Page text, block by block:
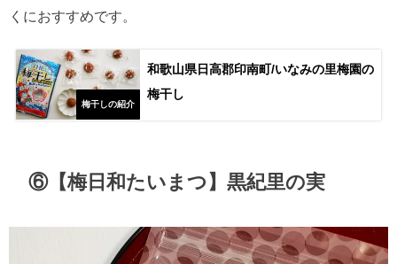
くにおすすめです。
梅干しの紹介
和歌山県日高郡印南町/いなみの里梅園の
梅干し
⑥【梅日和たいまつ】黒紀里の実